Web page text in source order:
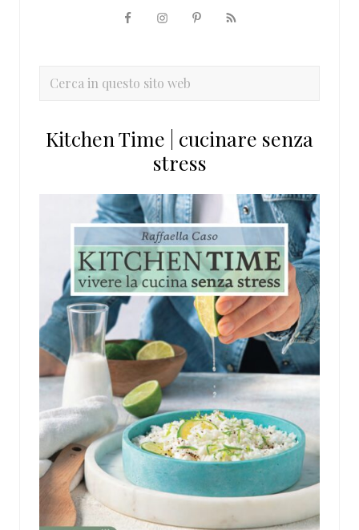
primaria
Cerca
sito
Kitchen Time | cucinare senza
stress